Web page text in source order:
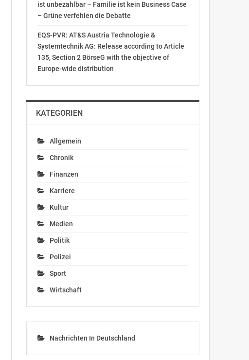
ist unbezahlbar – Familie ist kein Business Case
– Grüne verfehlen die Debatte
EQS-PVR: AT&S Austria Technologie &
Systemtechnik AG: Release according to Article
135, Section 2 BörseG with the objective of
Europe-wide distribution
KATEGORIEN
Allgemein
Chronik
Finanzen
Karriere
Kultur
Medien
Politik
Polizei
Sport
Wirtschaft
Nachrichten In Deutschland